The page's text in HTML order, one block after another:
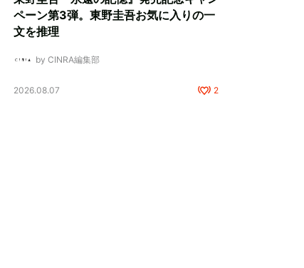
ペーン第3弾。東野圭吾お気に入りの一
文を推理
by CINRA編集部
2026.08.07 2